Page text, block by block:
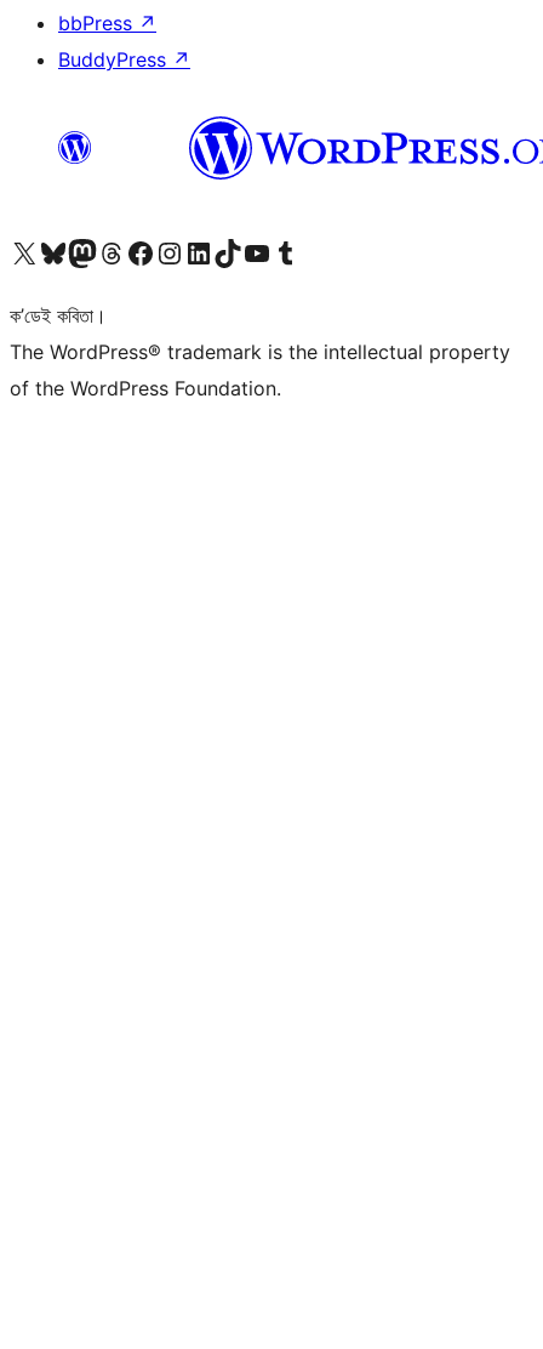
bbPress ↗
BuddyPress ↗
আমাৰ X (আগৰ Twitter) একাউণ্টলৈ যাওকআমাৰ Bluesky একাউণ্টলৈ যাওকআমাৰ Mastodon একাউণ্টলৈ যাওকআমাৰ Threads একাউণ্টলৈ যাওকআমাৰ Facebook পৃষ্ঠালৈ যাওকআমাৰ Instagram একাউণ্টলৈ যাওকআমাৰ LinkedIn একাউণ্টলৈ যাওকআমাৰ TikTok একাউণ্টলৈ যাওকআমাৰ YouTube চেনেললৈ যাওকআমাৰ Tumblr একাউণ্টলৈ যাওক
ক’ডেই কবিতা।
The WordPress® trademark is the intellectual property
of the WordPress Foundation.